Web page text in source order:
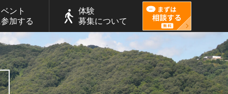
ント
加する
体験
募集について